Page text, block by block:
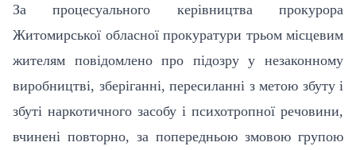
За процесуального керівництва прокурора
Житомирської обласної прокуратури трьом місцевим
жителям повідомлено про підозру у незаконному
виробництві, зберіганні, пересиланні з метою збуту і
збуті наркотичного засобу і психотропної речовини,
вчинені повторно, за попередньою змовою групою